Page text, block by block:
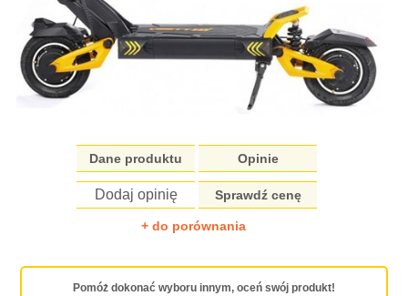
Dane produktu Opinie
Dodaj opinię Sprawdź cenę
+ do porównania
Pomóż dokonać wyboru innym, oceń swój produkt!